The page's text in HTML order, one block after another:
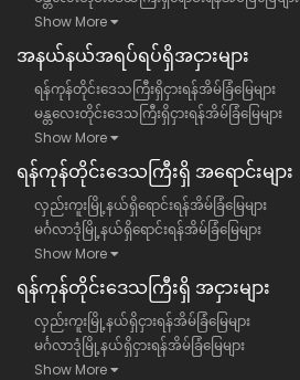
Show More
အနယ်နယ်အရပ်ရပ်ရှိအငှားများ
ရန်ကုန်တိုင်းဒေသကြီးရှိငှားရန်အိမ်ခြံမြေများ
မန္တလေးတိုင်းဒေသကြီးရှိငှားရန်အိမ်ခြံမြေများ
Show More
ရန်​ကုန်တိုင်းဒေသကြီး​ရှိ အရောင်းများ
လှည်းကူးမြို့နယ်ရှိရောင်းရန်အိမ်ခြံမြေများ
မင်္ဂလာဒုံမြို့နယ်ရှိရောင်းရန်အိမ်ခြံမြေများ
Show More
ရန်​ကုန်တိုင်းဒေသကြီး​ရှိ အငှားများ
လှည်းကူးမြို့နယ်ရှိငှားရန်အိမ်ခြံမြေများ
မင်္ဂလာဒုံမြို့နယ်ရှိငှားရန်အိမ်ခြံမြေများ
Show More